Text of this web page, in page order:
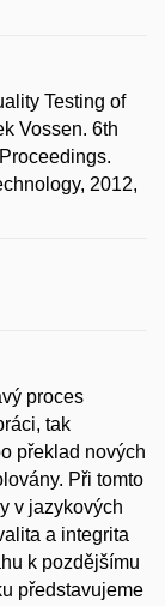
Testing of
Vossen. 6th
2012,
proces
tak
překlad nových
Při tomto
v jazykových
a integrita
k pozdějšímu
představujeme